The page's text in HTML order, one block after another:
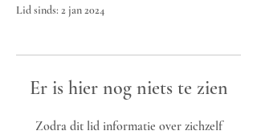
Lid sinds: 2 jan 2024
Er is hier nog niets te zien
Zodra dit lid informatie over zichzelf